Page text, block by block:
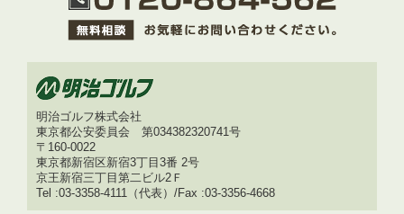
明治ゴルフ株式会社
東京都公安委員会 第034382320741号
〒160-0022
東京都新宿区新宿3丁目3番 2号
京王新宿三丁目第二ビル2Ｆ
Tel :03-3358-4111（代表）/Fax :03-3356-4668